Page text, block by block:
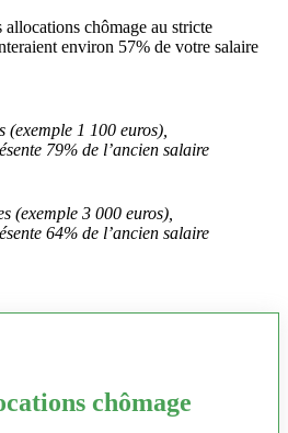
chômage au stricte
environ 57% de votre salaire
(exemple 1 100 euros),
79% de l’ancien salaire
(exemple 3 000 euros),
64% de l’ancien salaire
chômage